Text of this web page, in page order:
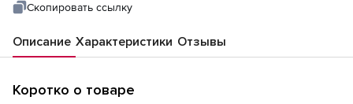
Скопировать ссылку
Описание Характеристики Отзывы
Коротко о товаре